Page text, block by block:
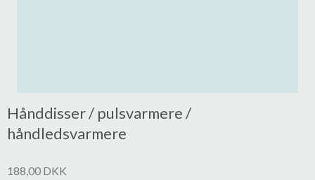
Hånddisser / pulsvarmere /
håndledsvarmere
188,00 DKK